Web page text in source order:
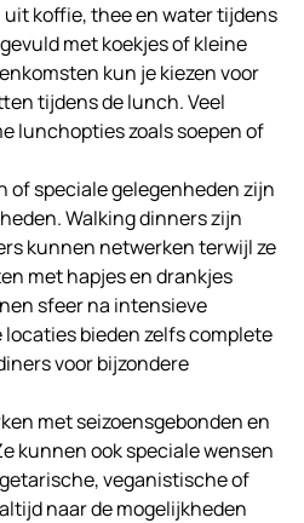
uit koffie, thee en water tijdens
met koekjes of kleine
kun je kiezen voor
tijdens de lunch. Veel
lunchopties zoals soepen of
of speciale gelegenheden zijn
Walking dinners zijn
kunnen netwerken terwijl ze
met hapjes en drankjes
sfeer na intensieve
bieden zelfs complete
voor bijzondere
met seizoensgebonden en
kunnen ook speciale wensen
veganistische of
naar de mogelijkheden